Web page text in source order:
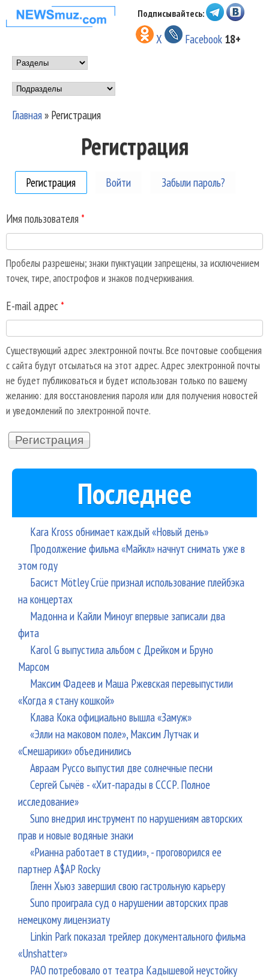
Перейти к основному
содержанию
НОВОСТИ
МУЗЫКИ И
ШОУ БИЗНЕСА
NEWSMUZ.COM
Подписывайтесь:
X Facebook 18+
Main menu
Подразделы
Главная» Регистрация
Регистрация
Регистрация (активная вкладка)
Войти Забыли пароль?
Имя пользователя *
Пробелы разрешены; знаки пунктуации запрещены, за исключением
точек, тире, апострофов и знаков подчеркивания.
E-mail адрес *
Существующий адрес электронной почты. Все почтовые сообщения
с сайта будут отсылаться на этот адрес. Адрес электронной почты
не будет публиковаться и будет использован только по вашему
желанию: для восстановления пароля или для получения новостей
и уведомлений по электронной почте.
Последнее
Kara Kross обнимает каждый «Новый день»
Продолжение фильма «Майкл» начнут снимать уже в
этом году
Басист Mötley Crüe признал использование плейбэка
на концертах
Мадонна и Кайли Миноуг впервые записали два
фита
Karol G выпустила альбом с Дрейком и Бруно
Марсом
Максим Фадеев и Маша Ржевская перевыпустили
«Когда я стану кошкой»
Клава Кока официально вышла «Замуж»
«Элли на маковом поле», Максим Лутчак и
«Смешарики» объединились
Авраам Руссо выпустил две солнечные песни
Сергей Сычёв - «Хит-парады в СССР. Полное
исследование»
Suno внедрил инструмент по нарушениям авторских
прав и новые водяные знаки
«Рианна работает в студии», - проговорился ее
партнер A$AP Rocky
Гленн Хьюз завершил свою гастрольную карьеру
Suno проиграла суд о нарушении авторских прав
немецкому лицензиату
Linkin Park показал трейлер документального фильма
«Unshatter»
РАО потребовало от театра Кадышевой неустойку